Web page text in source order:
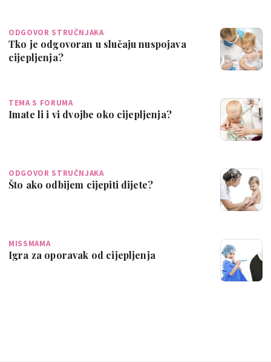
ODGOVOR STRUČNJAKA
Tko je odgovoran u slučaju nuspojava
cijepljenja?
TEMA S FORUMA
Imate li i vi dvojbe oko cijepljenja?
ODGOVOR STRUČNJAKA
Što ako odbijem cijepiti dijete?
MISSMAMA
Igra za oporavak od cijepljenja